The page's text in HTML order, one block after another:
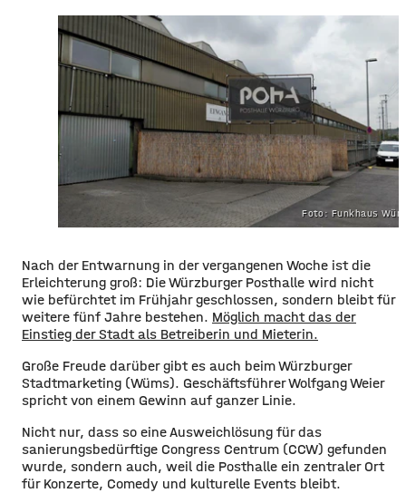
Foto: Funkhaus
​​Nach der Entwarnung in der vergangenen Woche ist die
Erleichterung groß: Die Würzburger Posthalle wird nicht
wie befürchtet im Frühjahr geschlossen, sondern bleibt für
weitere fünf Jahre bestehen. Möglich macht das der
Einstieg der Stadt als Betreiberin und Mieterin.
​Große Freude darüber gibt es auch beim Würzburger
Stadtmarketing (Wüms). Geschäftsführer Wolfgang Weier
spricht von einem Gewinn auf ganzer Linie.
​Nicht nur, dass so eine Ausweichlösung für das
sanierungsbedürftige Congress Centrum (CCW) gefunden
wurde, sondern auch, weil die Posthalle ein zentraler Ort
für Konzerte, Comedy und kulturelle Events bleibt.